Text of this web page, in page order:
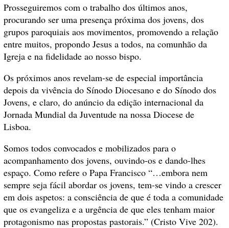
Prosseguiremos com o trabalho dos últimos anos,
procurando ser uma presença próxima dos jovens, dos
grupos paroquiais aos movimentos, promovendo a relação
entre muitos, propondo Jesus a todos, na comunhão da
Igreja e na fidelidade ao nosso bispo.
Os próximos anos revelam-se de especial importância
depois da vivência do Sínodo Diocesano e do Sínodo dos
Jovens, e claro, do anúncio da edição internacional da
Jornada Mundial da Juventude na nossa Diocese de
Lisboa.
Somos todos convocados e mobilizados para o
acompanhamento dos jovens, ouvindo-os e dando-lhes
espaço. Como refere o Papa Francisco “…embora nem
sempre seja fácil abordar os jovens, tem-se vindo a crescer
em dois aspetos: a consciência de que é toda a comunidade
que os evangeliza e a urgência de que eles tenham maior
protagonismo nas propostas pastorais.” (Cristo Vive 202).